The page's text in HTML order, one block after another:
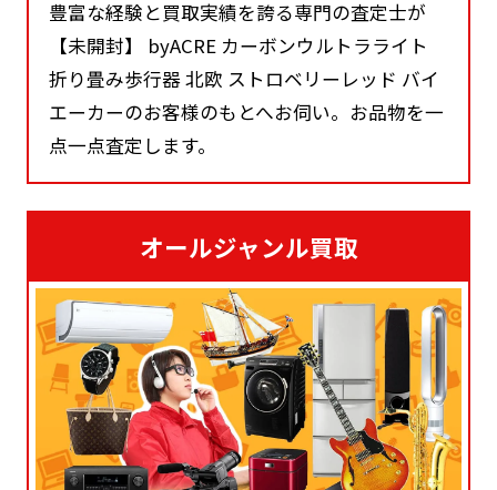
豊富な経験と買取実績を誇る専門の査定士が
【未開封】 byACRE カーボンウルトラライト
折り畳み歩行器 北欧 ストロベリーレッド バイ
エーカーのお客様のもとへお伺い。お品物を一
点一点査定します。
オールジャンル買取